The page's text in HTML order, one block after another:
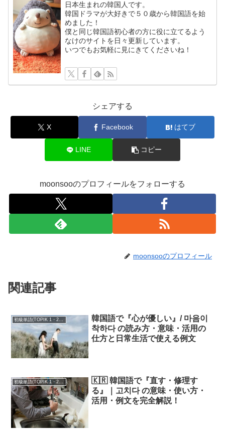
日本生まれの韓国人です。
韓国ドラマが大好きで５０歳から韓国語を始
めました！
僕と同じ韓国語初心者の方に役に立てるよう
なけのサイトを日々更新しています。
いつでもお気軽に見にきてくださいね！
シェアする
X Facebook はてブ
LINE コピー
moonsooのプロフィールをフォローする
moonsooのプロフィール
関連記事
初級単語(TOPIK 1・2級)
韓国語で『心が優しい』/ 마음이
착하다 の読み方・意味・活用の
仕方と日常生活で使える例文
🇰🇷 韓国語で『直す・修理す
る』｜고치다 の意味・使い方・
活用・例文を完全解説！